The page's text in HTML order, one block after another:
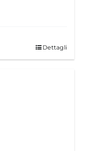
Dettagli